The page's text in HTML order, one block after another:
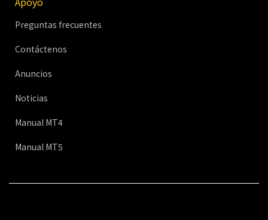
Preguntas frecuentes
Contáctenos
Anuncios
Noticias
Manual MT4
Manual MT5